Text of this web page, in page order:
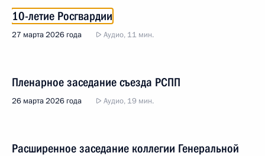
10-летие Росгвардии
27 марта 2026 года Аудио, 11 мин.
Пленарное заседание съезда РСПП
26 марта 2026 года Аудио, 19 мин.
Расширенное заседание коллегии Генеральной